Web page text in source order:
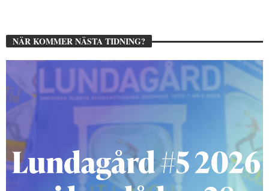
NÄR KOMMER NÄSTA TIDNING?